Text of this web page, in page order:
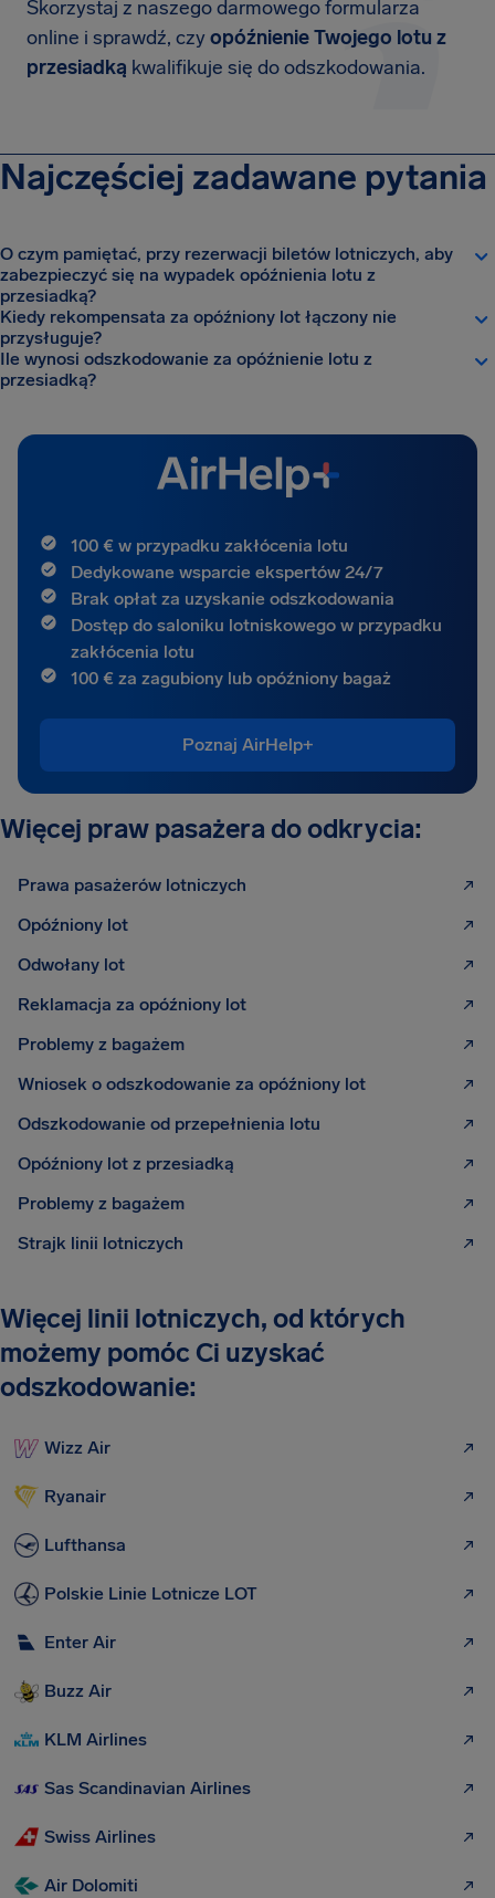
Skorzystaj z naszego darmowego formularza
online i sprawdź, czyopóźnienie Twojego lotu z
przesiadką kwalifikuje się do odszkodowania.
Najczęściej zadawane pytania
O czym pamiętać, przy rezerwacji biletów lotniczych, aby
zabezpieczyć się na wypadek opóźnienia lotu z
przesiadką?
Kiedy rekompensata za opóźniony lot łączony nie
przysługuje?
Ile wynosi odszkodowanie za opóźnienie lotu z
przesiadką?
100 € w przypadku zakłócenia lotu
Dedykowane wsparcie ekspertów 24/7
Brak opłat za uzyskanie odszkodowania
Dostęp do saloniku lotniskowego w przypadku
zakłócenia lotu
100 € za zagubiony lub opóźniony bagaż
Poznaj AirHelp+
Więcej praw pasażera do odkrycia:
Prawa pasażerów lotniczych
Opóźniony lot
Odwołany lot
Reklamacja za opóźniony lot
Problemy z bagażem
Wniosek o odszkodowanie za opóźniony lot
Odszkodowanie od przepełnienia lotu
Opóźniony lot z przesiadką
Problemy z bagażem
Strajk linii lotniczych
Więcej linii lotniczych, od których
możemy pomóc Ci uzyskać
odszkodowanie:
Wizz Air
Ryanair
Lufthansa
Polskie Linie Lotnicze LOT
Enter Air
Buzz Air
KLM Airlines
Sas Scandinavian Airlines
Swiss Airlines
Air Dolomiti